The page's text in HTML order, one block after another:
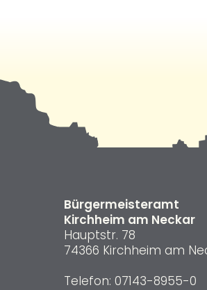
Bürgermeisteramt
Kirchheim am Neckar
Hauptstr. 78
74366 Kirchheim am
Telefon: 07143-8955-0